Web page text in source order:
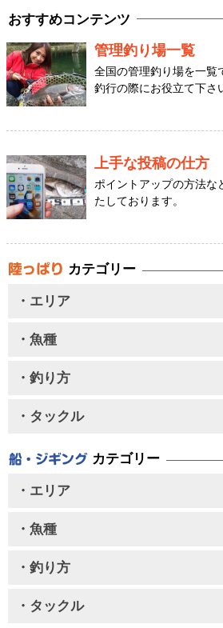
おすすめコンテンツ
管理釣り場一覧
全国の管理釣り場を一覧
釣行の際にお役立て下さ
上手な投稿の仕方
ポイントアップの方法な
たしております。
カテゴリー
・エリア
・魚種
・釣り方
・タックル
カテゴリー
・エリア
・魚種
・釣り方
・タックル